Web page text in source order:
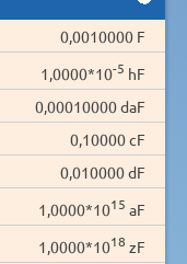
0,0010000 F
1,0000*10-5 hF
0,00010000 daF
0,10000 cF
0,010000 dF
1,0000*1015 aF
1,0000*1018 zF